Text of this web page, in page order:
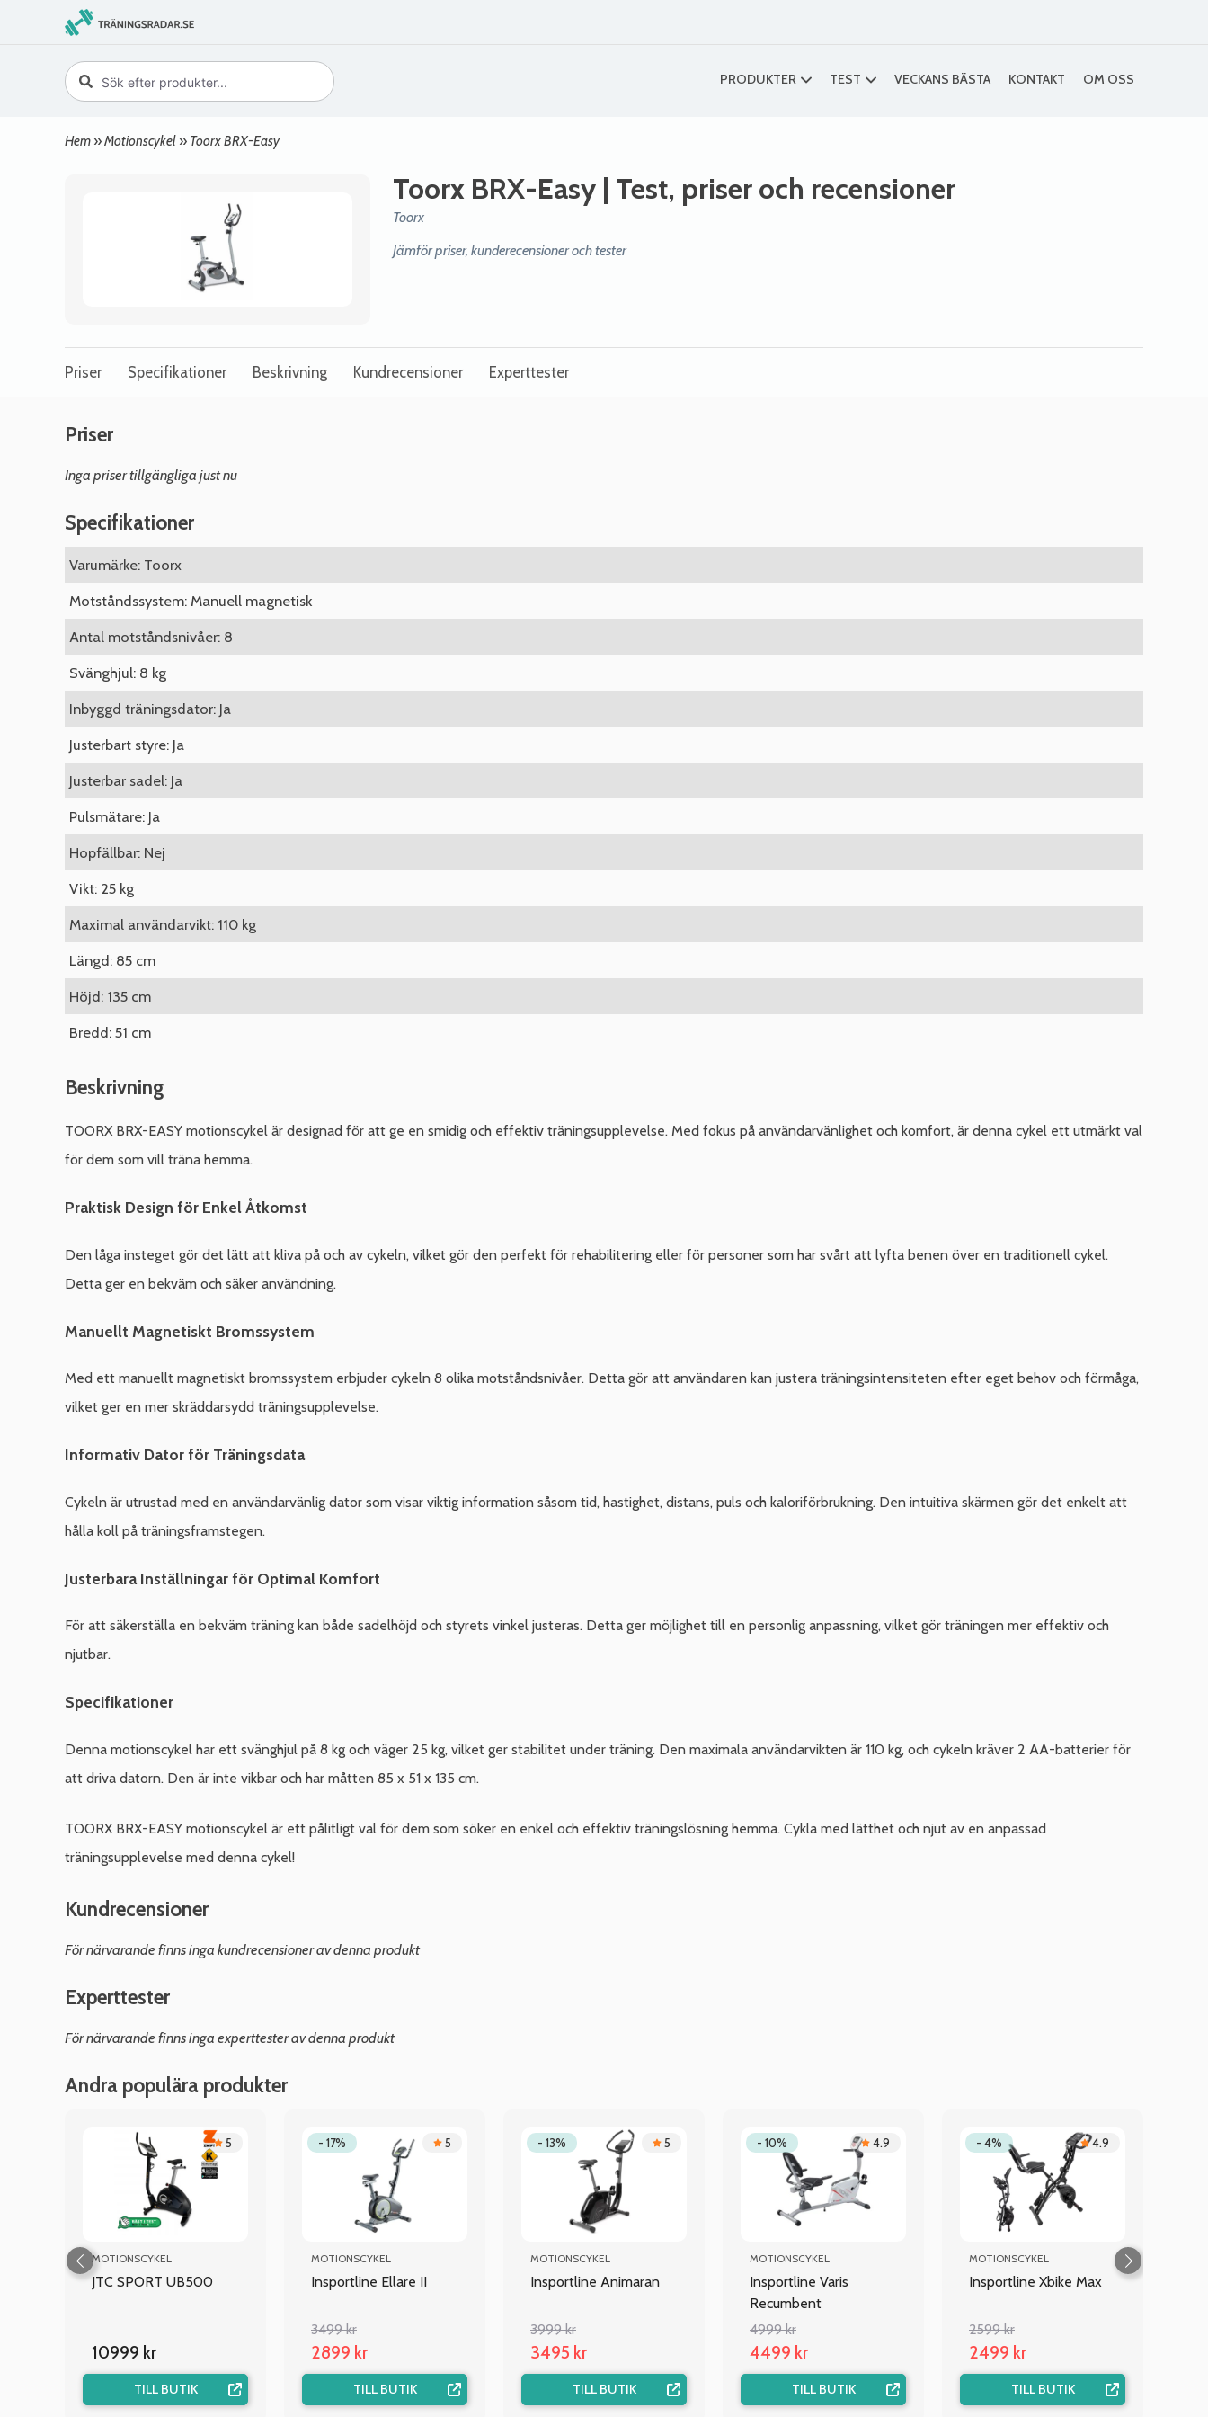
PRODUKTER TEST VECKANS BÄSTA KONTAKT OM OSS
Hem »Motionscykel » Toorx BRX-Easy
Toorx BRX-Easy | Test, priser och recensioner
Toorx
Jämför priser, kunderecensioner och tester
Priser Specifikationer Beskrivning Kundrecensioner Experttester
Priser
Inga priser tillgängliga just nu
Specifikationer
Varumärke: Toorx
Motståndssystem: Manuell magnetisk
Antal motståndsnivåer: 8
Svänghjul: 8 kg
Inbyggd träningsdator: Ja
Justerbart styre: Ja
Justerbar sadel: Ja
Pulsmätare: Ja
Hopfällbar: Nej
Vikt: 25 kg
Maximal användarvikt: 110 kg
Längd: 85 cm
Höjd: 135 cm
Bredd: 51 cm
Beskrivning
TOORX BRX-EASY motionscykel är designad för att ge en smidig och effektiv träningsupplevelse. Med fokus på användarvänlighet och komfort, är denna cykel ett utmärkt val
för dem som vill träna hemma.
Praktisk Design för Enkel Åtkomst
Den låga insteget gör det lätt att kliva på och av cykeln, vilket gör den perfekt för rehabilitering eller för personer som har svårt att lyfta benen över en traditionell cykel.
Detta ger en bekväm och säker användning.
Manuellt Magnetiskt Bromssystem
Med ett manuellt magnetiskt bromssystem erbjuder cykeln 8 olika motståndsnivåer. Detta gör att användaren kan justera träningsintensiteten efter eget behov och förmåga,
vilket ger en mer skräddarsydd träningsupplevelse.
Informativ Dator för Träningsdata
Cykeln är utrustad med en användarvänlig dator som visar viktig information såsom tid, hastighet, distans, puls och kaloriförbrukning. Den intuitiva skärmen gör det enkelt att
hålla koll på träningsframstegen.
Justerbara Inställningar för Optimal Komfort
För att säkerställa en bekväm träning kan både sadelhöjd och styrets vinkel justeras. Detta ger möjlighet till en personlig anpassning, vilket gör träningen mer effektiv och
njutbar.
Specifikationer
Denna motionscykel har ett svänghjul på 8 kg och väger 25 kg, vilket ger stabilitet under träning. Den maximala användarvikten är 110 kg, och cykeln kräver 2 AA-batterier för
att driva datorn. Den är inte vikbar och har måtten 85 x 51 x 135 cm.
TOORX BRX-EASY motionscykel är ett pålitligt val för dem som söker en enkel och effektiv träningslösning hemma. Cykla med lätthet och njut av en anpassad
träningsupplevelse med denna cykel!
Kundrecensioner
För närvarande finns inga kundrecensioner av denna produkt
Experttester
För närvarande finns inga experttester av denna produkt
Andra populära produkter
5
MOTIONSCYKEL
JTC SPORT UB500
10999 kr
TILL BUTIK
- 17% 5
MOTIONSCYKEL
Insportline Ellare II
3499 kr
2899 kr
TILL BUTIK
- 13% 5
MOTIONSCYKEL
Insportline Animaran
3999 kr
3495 kr
TILL BUTIK
- 10% 4.9
MOTIONSCYKEL
Insportline Varis
Recumbent
4999 kr
4499 kr
TILL BUTIK
- 4% 4.9
MOTIONSCYKEL
Insportline Xbike Max
2599 kr
2499 kr
TILL BUTIK